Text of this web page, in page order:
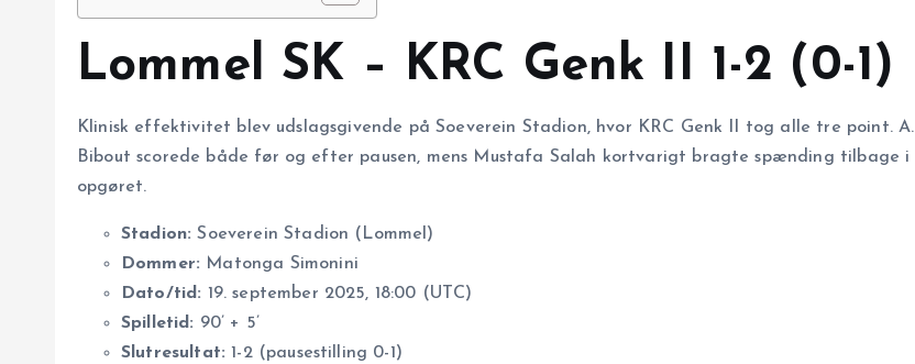
Lommel SK – KRC Genk II 1-2 (0-1)
Klinisk effektivitet blev udslagsgivende på Soeverein Stadion, hvor KRC Genk II tog alle tre point. A.
Bibout scorede både før og efter pausen, mens Mustafa Salah kortvarigt bragte spænding tilbage i
opgøret.
Stadion: Soeverein Stadion (Lommel)
Dommer: Matonga Simonini
Dato/tid: 19. september 2025, 18:00 (UTC)
Spilletid: 90’ + 5’
Slutresultat: 1-2 (pausestilling 0-1)